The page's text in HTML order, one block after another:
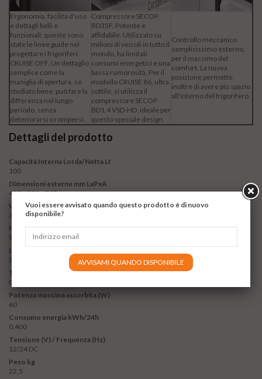
Ergonomia, facilità d'uso
e dettagli belli e
funzionali: queste sono
state le linee guide nel
progettare i frigoriferi
CRUISE OFF. Un dettaglio
semplice come la
maniglia di apertura, se
studiato bene, può fare la
differenza nel lungo
periodo, senza
deteriorarsi o rompersi.
Compressore SECOP
BD35F. Potente e
affidabile. Utilizzato su
milioni di veicoli in tutto il
mondo, ha limitati
consumi energetici e una
bassa rumorosità. Per il
modello CRUISE 86, ultra
sottile, si utilizza il
compressore SECOP
BD1.4 VSD-HD, ideale per
questo speciale design.
Controllo meccanico
semplicissimo esterno,
per il massimo del
comfort. La nuova
posizione permette
inoltre di avere più spazio
all'interno del frigorifero.
Dettagli del prodotto
Capacità Interna Lorda/Netta Lt
100
Dimensioni esterne mm LxPxA
485 x 500 x 745
Vassoi / Ripiani / Cestelli
3
Pannello di controllo
Scala Graduata
Luce interna
Si
Tecnologia di raffreddamento
Compressore
Potenza massima assorbita (W)
60
Consumo energia kWh/24h
0,400
Tensione (V) / Frequenza (Hz)
12/24 DC
Peso kg
22,5
Vuoi essere avvisato quando questo prodotto è di nuovo
disponibile?
AVVISAMI QUANDO DISPONIBILE